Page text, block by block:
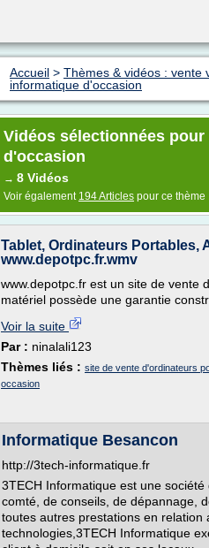
Accueil > Thèmes & vidéos : vente
informatique d'occasion
Vidéos sélectionnées
d'occasion
→ 8 Vidéos
Voir également 194 Articles pour ce thème
Tablet, Ordinateurs
www.depotpc.fr.wmv
www.depotpc.fr est un site de vente
matériel possède une garantie
Voir la suite
Par : ninalali123
Thèmes liés : site de vente d'ordinateurs
occasion
Informatique Besancon
http://3tech-informatique.fr
3TECH Informatique est une
comté, de conseils, de dépannage,
toutes autres prestations en relation
technologies,3TECH Informatique